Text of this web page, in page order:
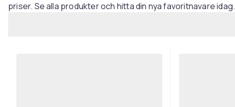
priser. Se alla produkter och hitta din nya favoritnavare idag.